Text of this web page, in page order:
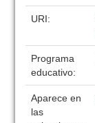
URI:
Programa
educativo:
Aparece en
las